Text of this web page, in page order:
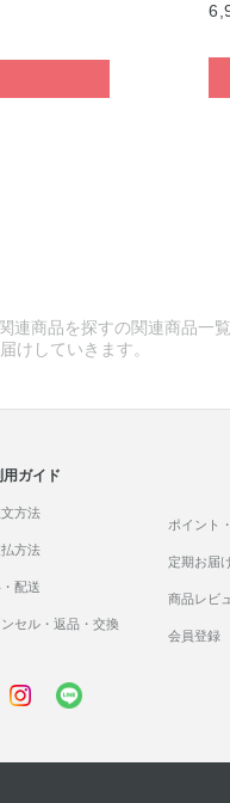
連商品を探すの関連商品一
けしていきます。
用ガイド
文方法
方法
配送
セル・返品・交換
ポイント
定期お届
商品レビ
会員登録